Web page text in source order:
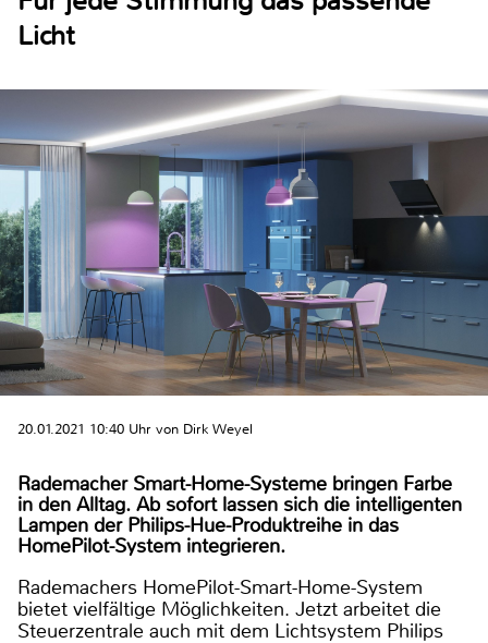
Licht
20.01.2021 10:40 Uhr von Dirk Weyel
Rademacher Smart-Home-Systeme bringen Farbe
in den Alltag. Ab sofort lassen sich die intelligenten
Lampen der Philips-Hue-Produktreihe in das
HomePilot-System integrieren.
Rademachers HomePilot-Smart-Home-System
bietet vielfältige Möglichkeiten. Jetzt arbeitet die
Steuerzentrale auch mit dem Lichtsystem Philips